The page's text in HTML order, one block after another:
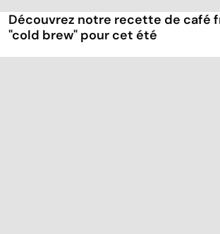
Découvrez notre recette de café
"cold brew" pour cet été